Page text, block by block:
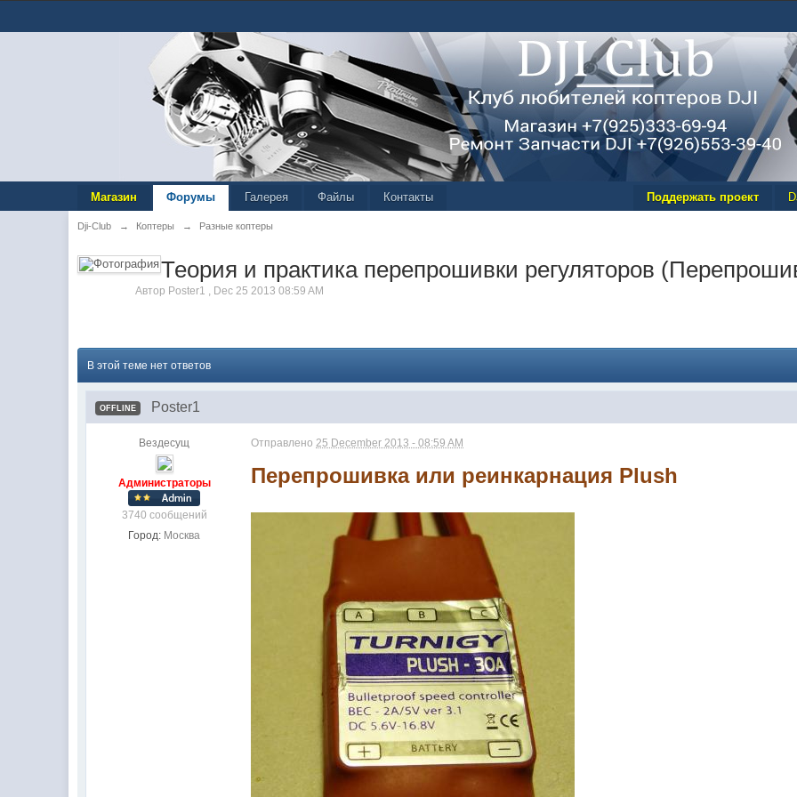
Поддержать проект
Магазин Форумы Галерея Файлы Контакты
Dji-Club → Коптеры → Разные коптеры
Теория и практика перепрошивки регуляторов
Автор Poster1 , Dec 25 2013 08:59 AM
В этой теме нет ответов
OFFLINE Poster1
Вездесущ
Администраторы
3740 сообщений
Город: Москва
Отправлено25 December 2013 - 08:59 AM
Перепрошивка или реинкарнация Plush